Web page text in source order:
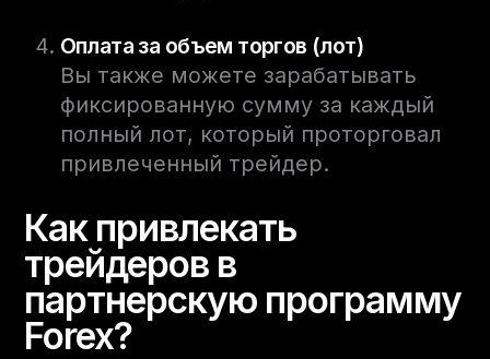
Оплата за объем торгов (лот)
Вы также можете зарабатывать
фиксированную сумму за каждый
полный лот, который проторговал
привлеченный трейдер.
Как привлекать
трейдеров в
партнерскую программу
Forex?